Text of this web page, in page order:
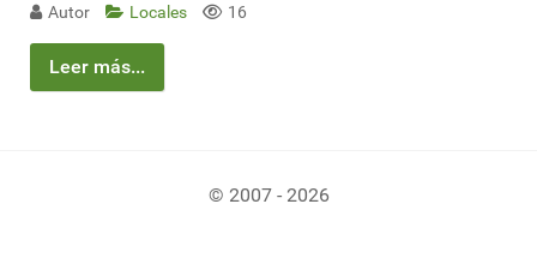
Autor Locales 16
Leer más...
© 2007 - 2026